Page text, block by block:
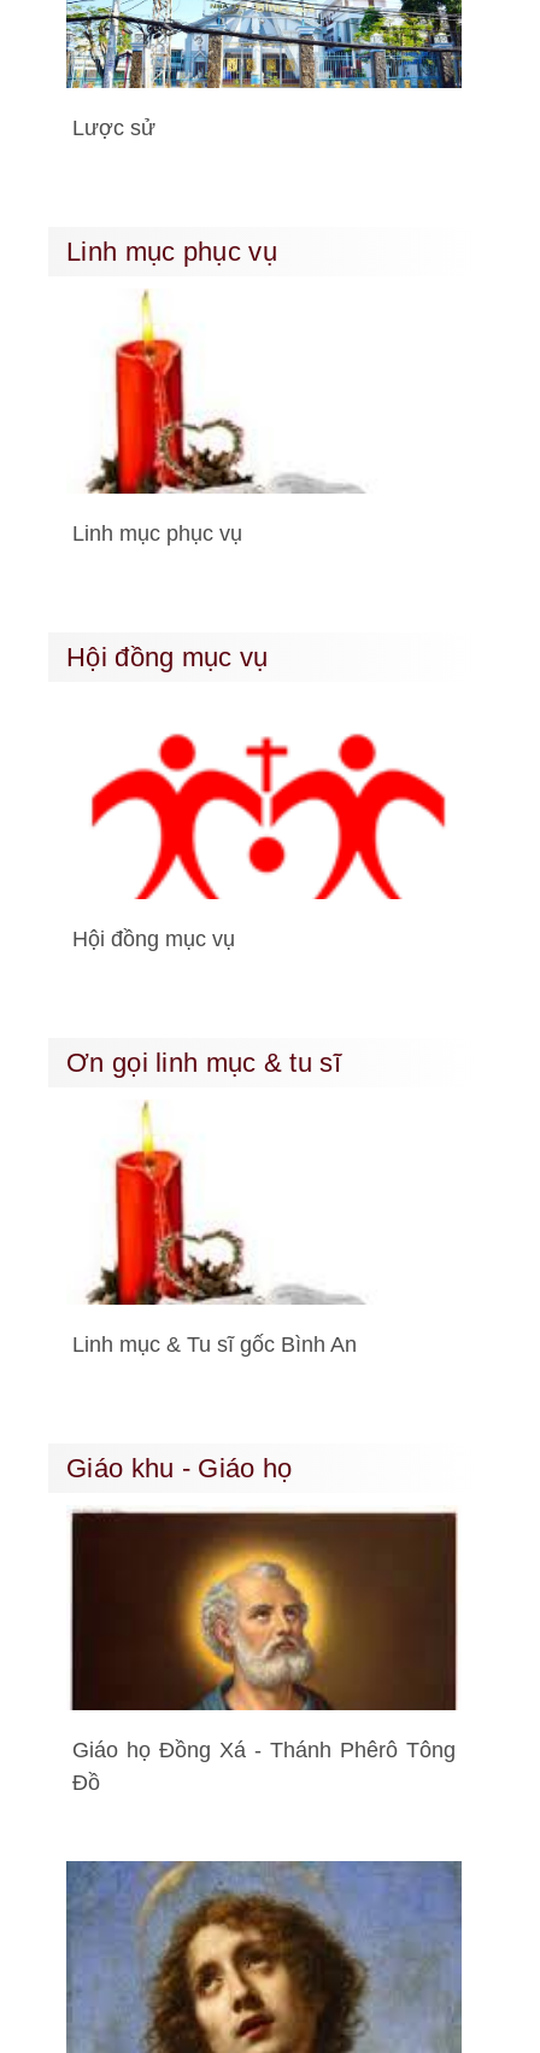
Lược sử
Linh mục phục vụ
Linh mục phục vụ
Hội đồng mục vụ
Hội đồng mục vụ
Ơn gọi linh mục & tu sĩ
Linh mục & Tu sĩ gốc Bình An
Giáo khu - Giáo họ
Giáo họ Đồng Xá - Thánh Phêrô Tông
Đồ